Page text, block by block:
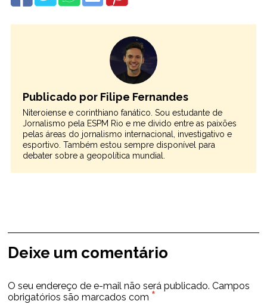
Publicado por Filipe Fernandes
Niteroiense e corinthiano fanático. Sou estudante de
Jornalismo pela ESPM Rio e me divido entre as paixões
pelas áreas do jornalismo internacional, investigativo e
esportivo. Também estou sempre disponível para
debater sobre a geopolítica mundial.
Deixe um comentário
O seu endereço de e-mail não será publicado. Campos
obrigatórios são marcados com *